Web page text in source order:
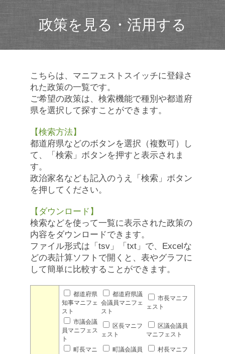
政策を見る・活用する
こちらは、マニフェストスイッチに登録さ
れた政策の一覧です。
ご希望の政策は、検索機能で種別や都道府
県を選択して探すことができます。
【検索方法】
都道府県などのボタンを選択（複数可）し
て、「検索」ボタンを押すと表示されま
す。
政治家名なども記入のうえ「検索」ボタン
を押してください。
【ダウンロード】
検索などを使って一覧に表示された政策の
内容をダウンロードできます。
ファイル形式は「tsv」「txt」で、Excelな
どの表計算ソフトで開くと、表やグラフに
して簡単に比較することができます。
都道府県
知事マニフェ
スト
都道府県議
会議員マニフェ
スト
市長マニフ
ェスト
市議会議
員マニフェス
ト
区長マニフ
ェスト
区議会議員
マニフェスト
町長マニ
町議会議員
村長マニフ